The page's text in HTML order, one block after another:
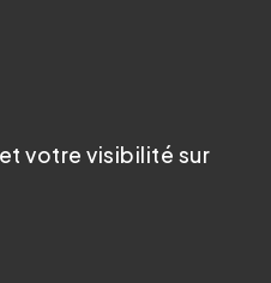
votre visibilité sur